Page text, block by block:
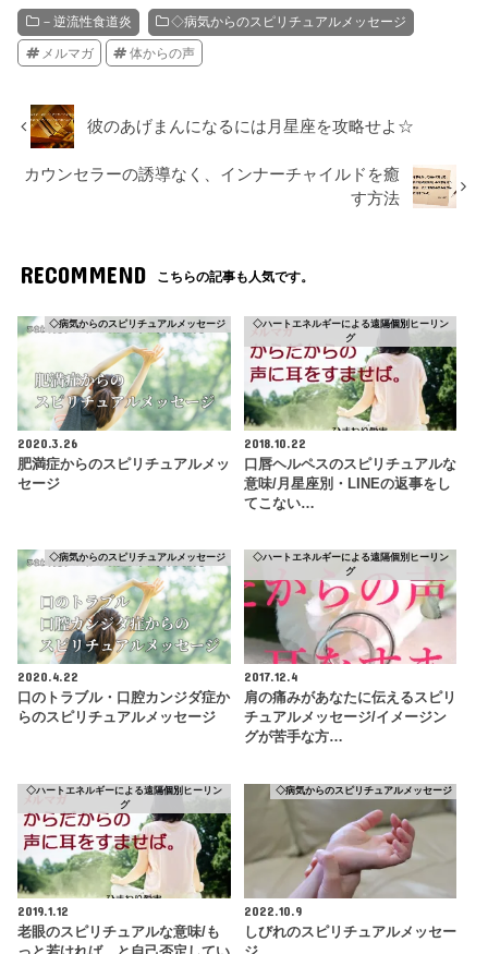
－逆流性食道炎 ◇病気からのスピリチュアルメッセージ
メルマガ 体からの声
彼のあげまんになるには月星座を攻略せよ☆
カウンセラーの誘導なく、インナーチャイルドを癒
す方法
RECOMMEND こちらの記事も人気です。
◇病気からのスピリチュアルメッセージ
2020.3.26
肥満症からのスピリチュアルメッ
セージ
◇ハートエネルギーによる遠隔個別ヒーリン
グ
2018.10.22
口唇ヘルペスのスピリチュアルな
意味/月星座別・LINEの返事をし
てこない…
◇病気からのスピリチュアルメッセージ
2020.4.22
口のトラブル・口腔カンジダ症か
らのスピリチュアルメッセージ
◇ハートエネルギーによる遠隔個別ヒーリン
グ
2017.12.4
肩の痛みがあなたに伝えるスピリ
チュアルメッセージ/イメージン
グが苦手な方…
◇ハートエネルギーによる遠隔個別ヒーリン
グ
2019.1.12
老眼のスピリチュアルな意味/も
◇病気からのスピリチュアルメッセージ
2022.10.9
しびれのスピリチュアルメッセー